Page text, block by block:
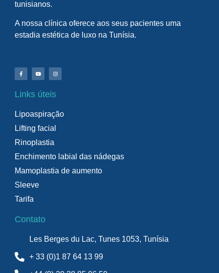
tunisianos.
A nossa clínica oferece aos seus pacientes uma
estadia estética de luxo na Tunísia.
Links úteis
Lipoaspiração
Lifting facial
Rinoplastia
Enchimento labial das nádegas
Mamoplastia de aumento
Sleeve
Tarifa
Contato
Les Berges du Lac, Tunes 1053, Tunísia
+ 33 (0)1 87 64 13 99